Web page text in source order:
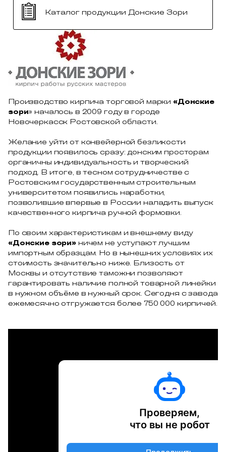
Каталог продукции Донские Зори
Производство кирпича торговой марки «Донские
зори» началось в 2009 году в городе
Новочеркасск Ростовской области.
Желание уйти от конвейерной безликости
продукции появилось сразу: донским просторам
органичны индивидуальность и творческий
подход. В итоге, в тесном сотрудничестве с
Ростовским государственным строительным
университетом появились наработки,
позволившие впервые в России наладить выпуск
качественного кирпича ручной формовки.
По своим характеристикам и внешнему виду
«Донские зори» ничем не уступают лучшим
импортным образцам. Но в нынешних условиях их
стоимость значительно ниже. Близость от
Москвы и отсутствие таможни позволяют
гарантировать наличие полной товарной линейки
в нужном объёме в нужный срок. Сегодня с завода
ежемесячно отгружается более 750 000 кирпичей.